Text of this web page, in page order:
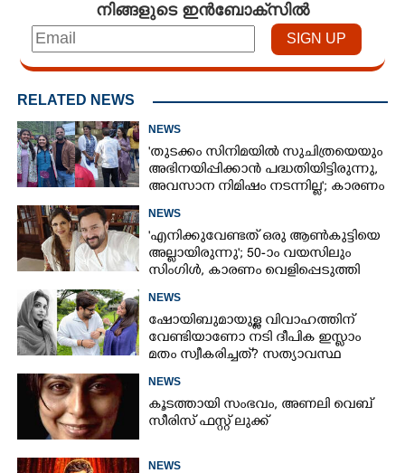
നിങ്ങളുടെ ഇൻബോക്സിൽ
RELATED NEWS
NEWS
'തുടക്കം സിനിമയിൽ സുചിത്രയെയും
അഭിനയിപ്പിക്കാൻ പദ്ധതിയിട്ടിരുന്നു,​
അവസാന നിമിഷം നടന്നില്ല'; കാരണം
NEWS
'എനിക്കുവേണ്ടത് ഒരു ആൺകുട്ടിയെ
അല്ലായിരുന്നു'; 50-ാം വയസിലും
സിംഗിൾ, കാരണം വെളിപ്പെടുത്തി
NEWS
ഷോയിബുമായുള്ള വിവാഹത്തിന്
വേണ്ടിയാണോ നടി ദീപിക ഇസ്ലാം
മതം സ്വീകരിച്ചത്? സത്യാവസ്ഥ
NEWS
കൂടത്തായി സംഭവം, അണലി വെബ്
സീരിസ് ഫസ്റ്റ് ലുക്ക്
NEWS